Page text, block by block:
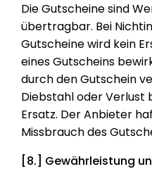
Die Gutscheine sind
übertragbar. Bei
Gutscheine wird kein
eines Gutscheins
durch den Gutschein
Diebstahl oder Verlust
Ersatz. Der Anbieter
Missbrauch des
[8.] Gewährleistung